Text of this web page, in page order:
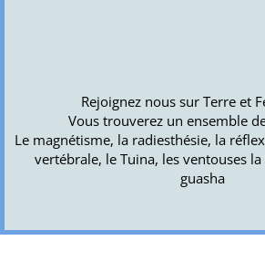
Rejoignez nous sur Terre et
Vous trouverez un ensemble
Le magnétisme, la radiesthésie, la
vertébrale, le Tuina, les ventouses
guasha